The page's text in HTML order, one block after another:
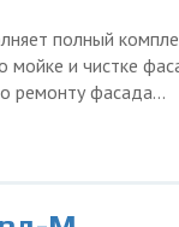
полный
мойке и чистке
ремонту фасада...